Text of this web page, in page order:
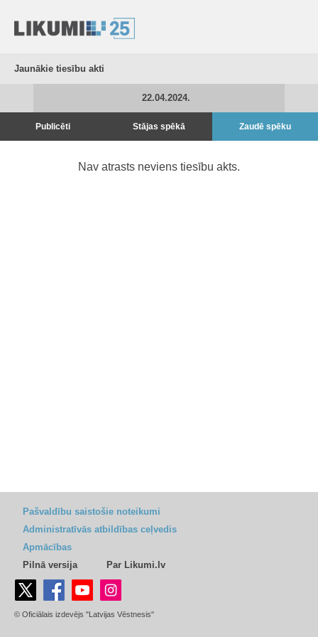
Jaunākie tiesību akti
22.04.2024.
Publicēti Stājas spēkā Zaudē spēku
Nav atrasts neviens tiesību akts.
Pašvaldību saistošie noteikumi
Administratīvās atbildības ceļvedis
Apmācības
Pilnā versija
Par Likumi.lv
© Oficiālais izdevējs "Latvijas Vēstnesis"